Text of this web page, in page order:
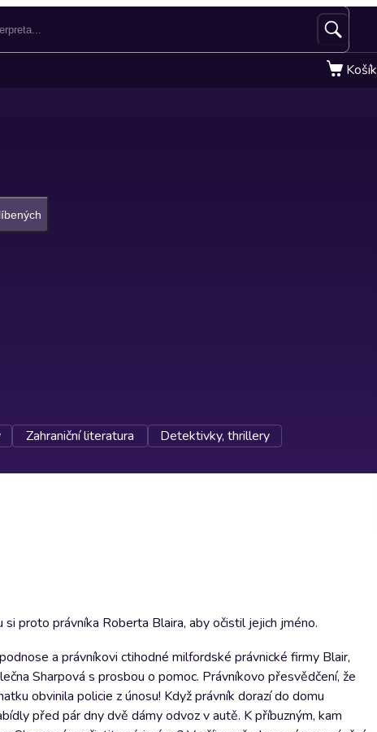
Košík
Zahraniční literatura Detektivky, thrillery
proto právníka Roberta Blaira, aby očistil jejich jméno.
a právníkovi ctihodné milfordské právnické firmy Blair,
Sharpová s prosbou o pomoc. Právníkovo přesvědčení, že
obvinila policie z únosu! Když právník dorazí do domu
před pár dny dvě dámy odvoz v autě. K příbuzným, kam